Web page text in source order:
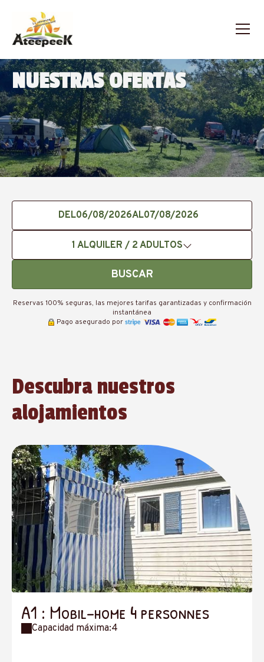
NUESTRAS OFERTAS
DEL AL
1 ALQUILER / 2 ADULTOS
BUSCAR
Reservas 100% seguras, las mejores tarifas garantizadas y confirmación
instantánea
Pago asegurado por
Descubra nuestros
alojamientos
A1 : Mobil-home 4 personnes
Capacidad máxima:4